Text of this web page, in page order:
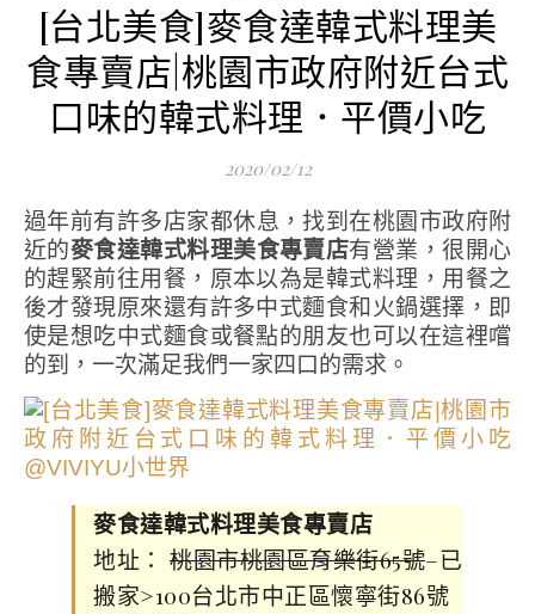
[台北美食]麥食達韓式料理美
食專賣店|桃園市政府附近台式
口味的韓式料理．平價小吃
2020/02/12
過年前有許多店家都休息，找到在桃園市政府附
近的麥食達韓式料理美食專賣店有營業，很開心
的趕緊前往用餐，原本以為是韓式料理，用餐之
後才發現原來還有許多中式麵食和火鍋選擇，即
使是想吃中式麵食或餐點的朋友也可以在這裡嚐
的到，一次滿足我們一家四口的需求。
麥食達韓式料理美食專賣店
地址： 桃園市桃園區育樂街65號–已
搬家>100台北市中正區懷寧街86號